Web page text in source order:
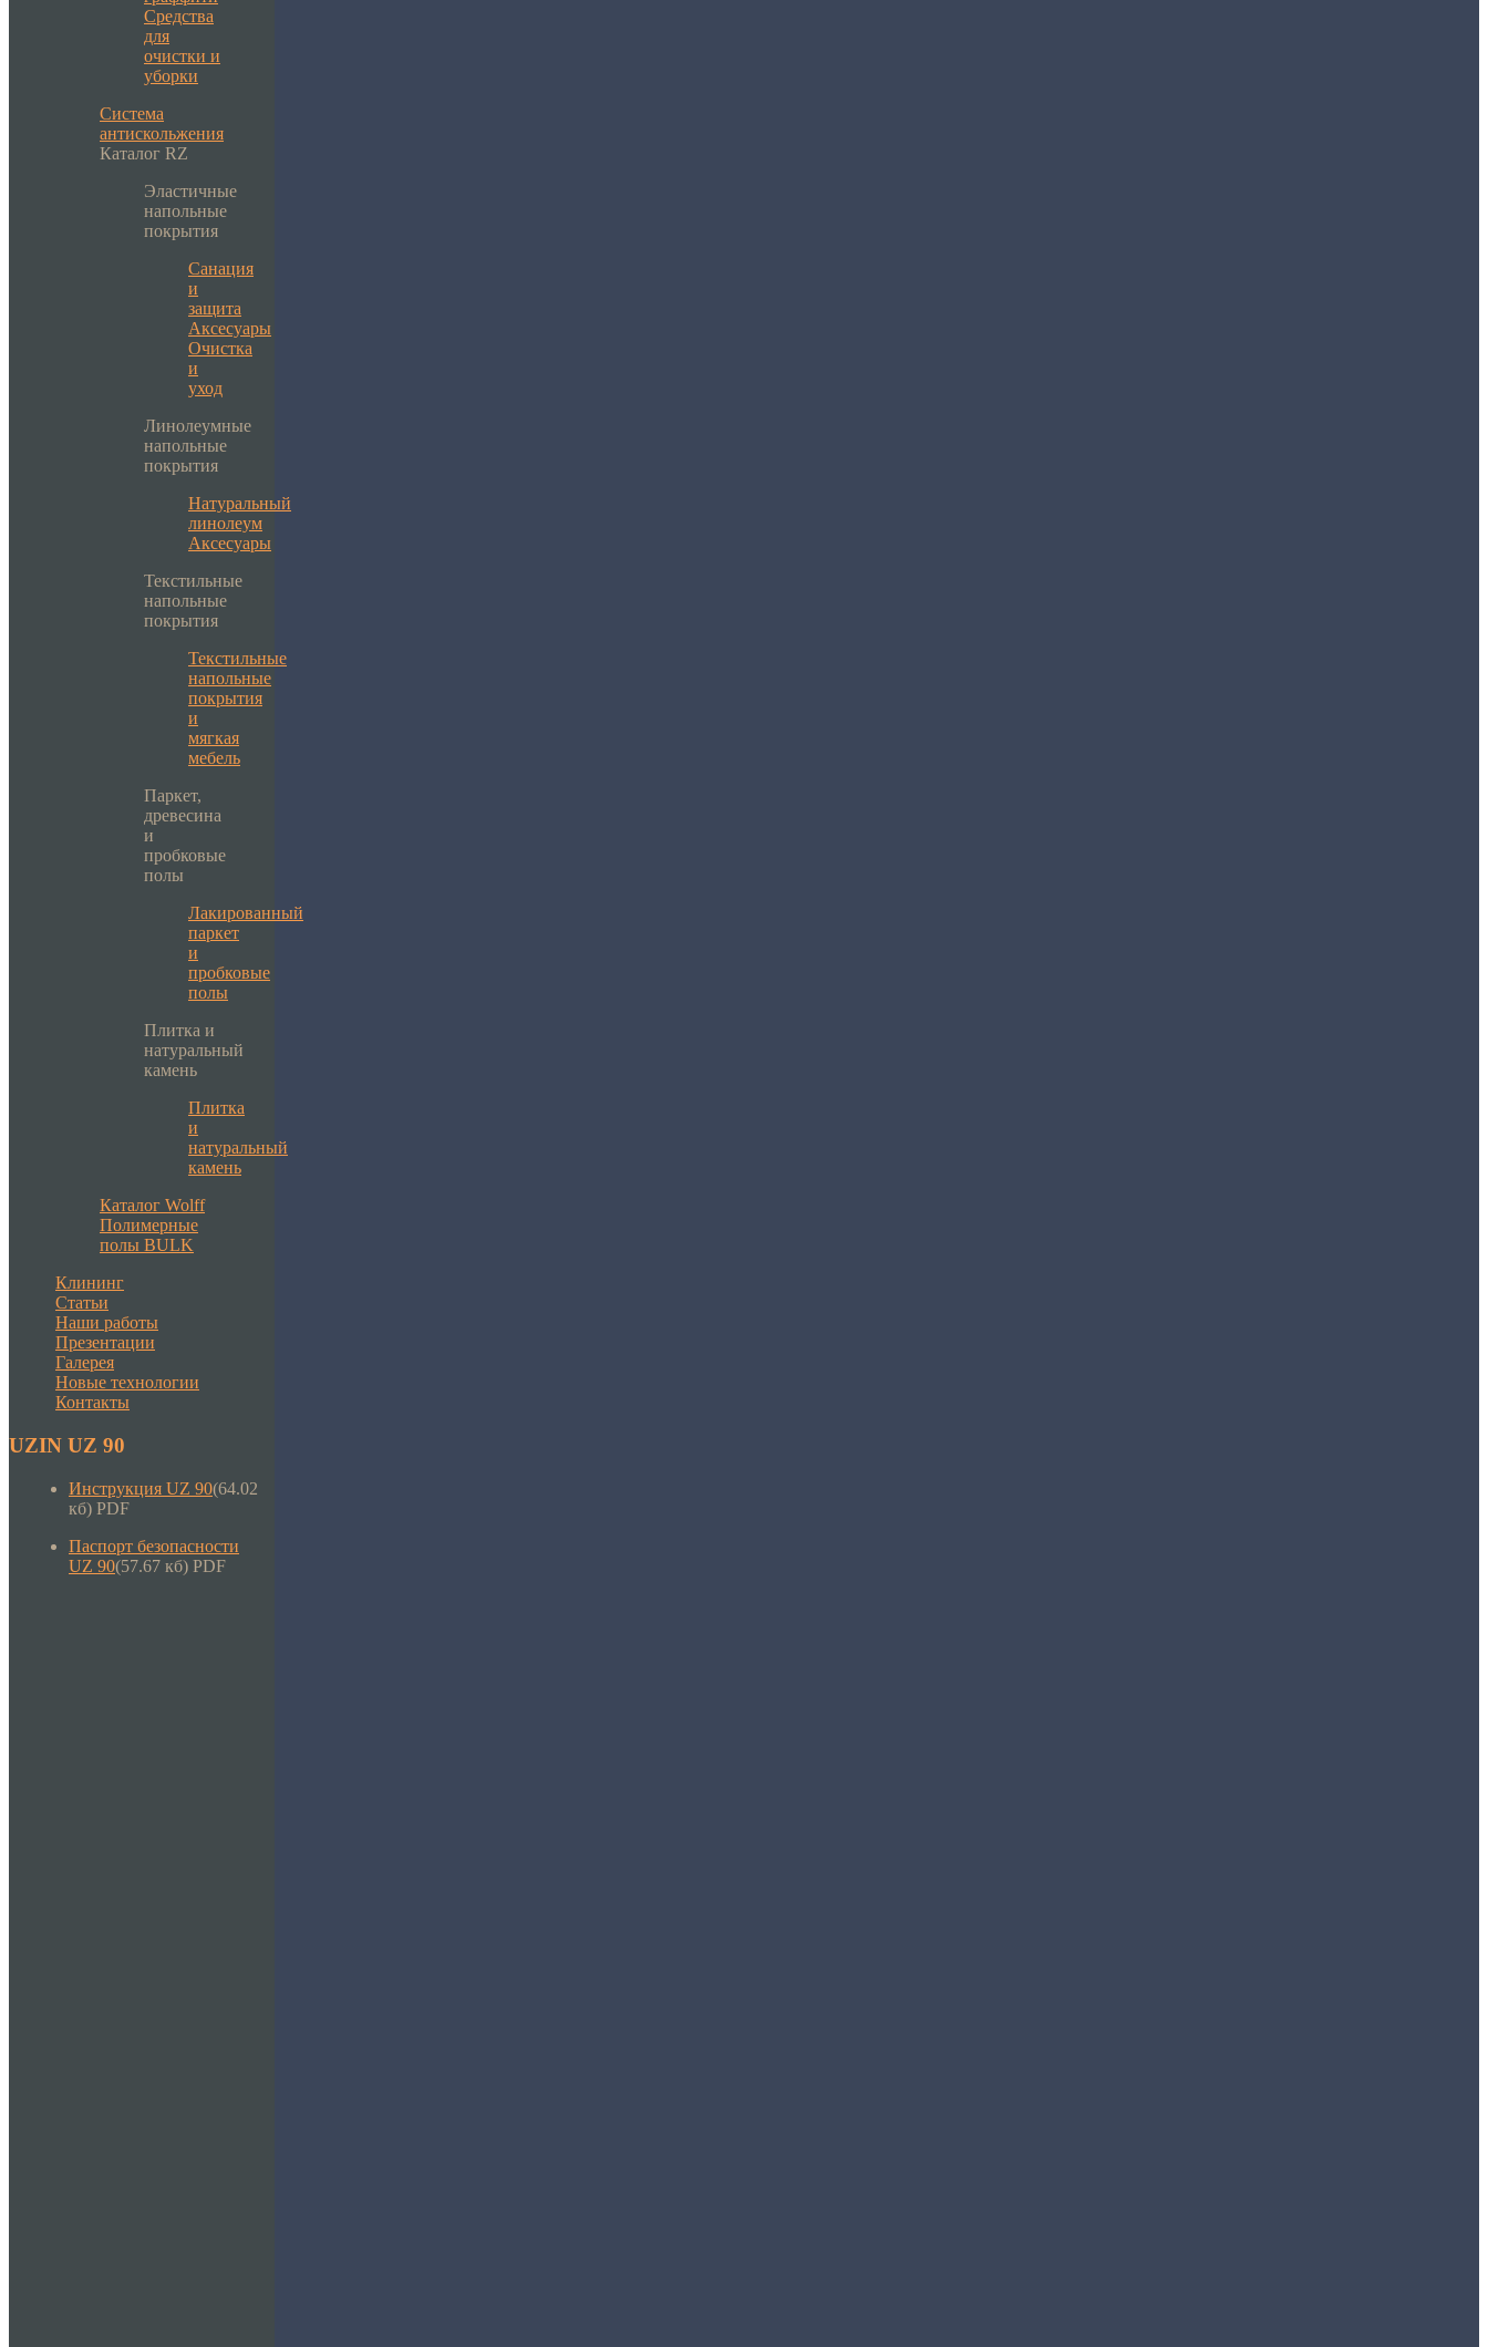
Средства
для
очистки и
уборки
Система
антискольжения
Каталог RZ
Эластичные
напольные
покрытия
Санация
и
защита
Аксесуары
Очистка
и
уход
Линолеумные
напольные
покрытия
Натуральный
линолеум
Аксесуары
Текстильные
напольные
покрытия
Текстильные
напольные
покрытия
и
мягкая
мебель
Паркет,
древесина
и
пробковые
полы
Лакированный
паркет
и
пробковые
полы
Плитка и
натуральный
камень
Плитка
и
натуральный
камень
Каталог Wolff
Полимерные
полы BULK
Клининг
Статьи
Наши работы
Презентации
Галерея
Новые технологии
Контакты
UZIN UZ 90
Инструкция UZ 90(64.02
кб) PDF
Паспорт безопасности
UZ 90(57.67 кб) PDF